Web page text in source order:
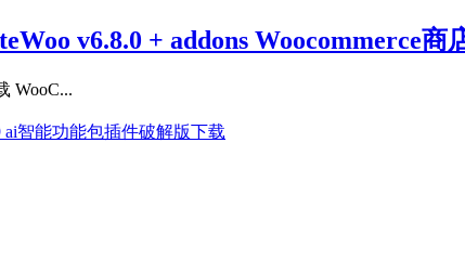
v6.8.0 + addons Woocommerce
WooC...